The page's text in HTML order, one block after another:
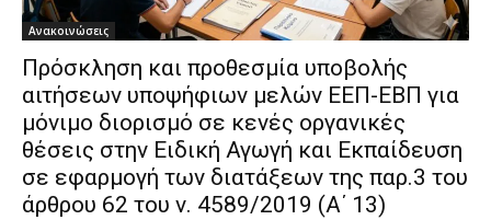
Ανακοινώσεις
Πρόσκληση και προθεσμία υποβολής
αιτήσεων υποψήφιων μελών ΕΕΠ-ΕΒΠ για
μόνιμο διορισμό σε κενές οργανικές
θέσεις στην Ειδική Αγωγή και Εκπαίδευση
σε εφαρμογή των διατάξεων της παρ.3 του
άρθρου 62 του ν. 4589/2019 (Α΄ 13)